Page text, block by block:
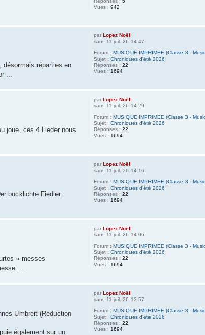
Vues :942
parLopez Noël
sam. 11 juil. 26 14:47
Forum :MUSIQUE IMPRIMEE (Classe 3 -
Sujet :Chroniques d'été 2026
Réponses :22
Vues : 1694
désormais réparties en
...
parLopez Noël
sam. 11 juil. 26 14:29
Forum :MUSIQUE IMPRIMEE (Classe 3 -
Sujet :Chroniques d'été 2026
Réponses :22
Vues : 1694
joué, ces 4 Lieder nous
parLopez Noël
sam. 11 juil. 26 14:16
Forum :MUSIQUE IMPRIMEE (Classe 3 -
Sujet :Chroniques d'été 2026
Réponses :22
Vues : 1694
bucklichte Fiedler.
parLopez Noël
sam. 11 juil. 26 14:06
Forum :MUSIQUE IMPRIMEE (Classe 3 -
Sujet :Chroniques d'été 2026
Réponses :22
Vues : 1694
» messes
...
parLopez Noël
sam. 11 juil. 26 13:57
Forum :MUSIQUE IMPRIMEE (Classe 3 -
Sujet :Chroniques d'été 2026
Réponses :22
Vues : 1694
Umbreit (Réduction
également sur un